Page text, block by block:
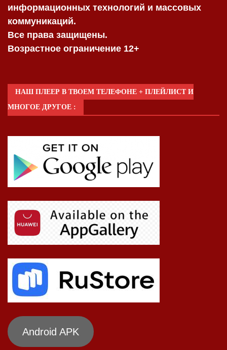
информационных технологий и массовых
коммуникаций.
Все права защищены.
Возрастное ограничение 12+
НАШ ПЛЕЕР В ТВОЕМ ТЕЛЕФОНЕ + ПЛЕЙЛИСТ И
МНОГОЕ ДРУГОЕ :
Android APK